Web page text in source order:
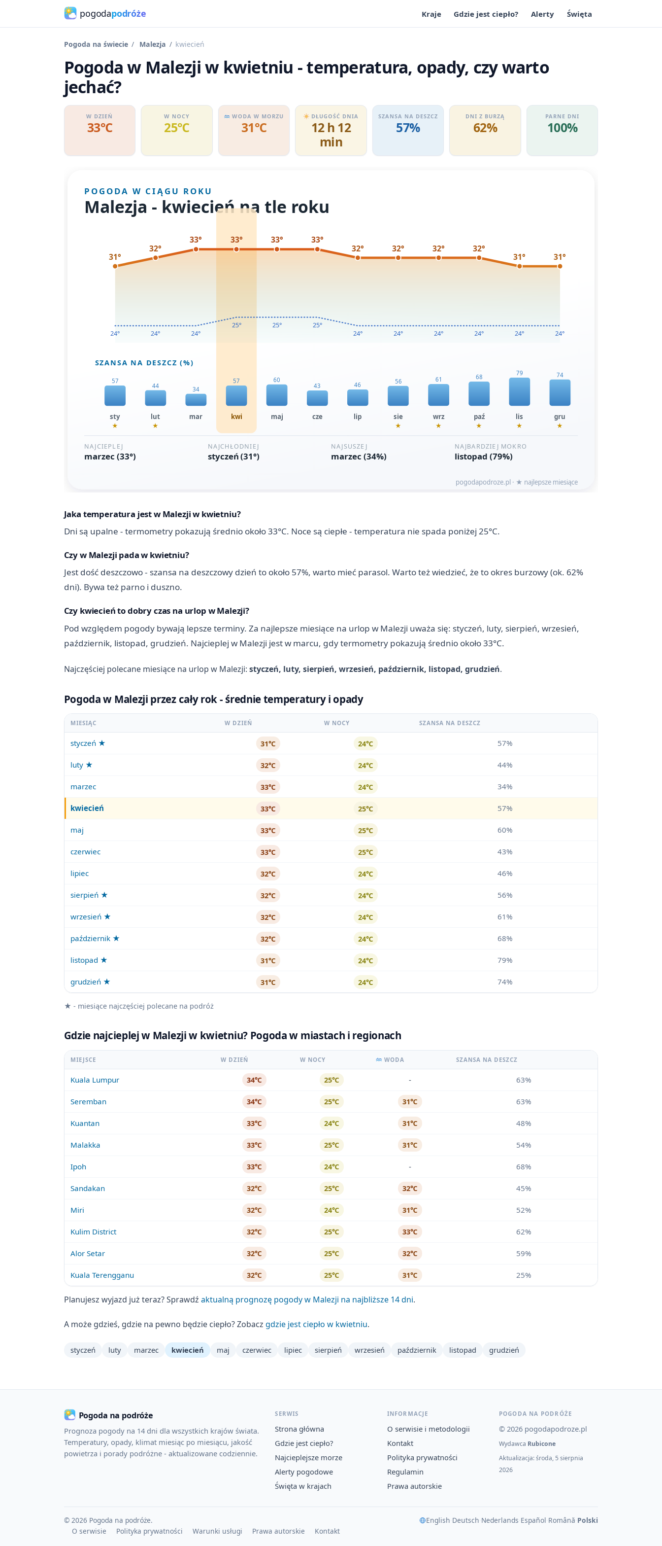
pogodapodróże Kraje Gdzie jest ciepło? Alerty Święta
Pogoda na świecie Malezja kwiecień
Pogoda w Malezji w kwietniu - temperatura, opady, czy warto
jechać?
W DZIEŃ
33℃
W NOCY
25℃
WODA W MORZU
31℃
DŁUGOŚĆ DNIA
12 h 12
min
SZANSA NA DESZCZ
57%
DNI Z BURZĄ
62%
PARNE DNI
100%
Jaka temperatura jest w Malezji w kwietniu?
Dni są upalne - termometry pokazują średnio około 33°C. Noce są ciepłe - temperatura nie spada poniżej 25°C.
Czy w Malezji pada w kwietniu?
Jest dość deszczowo - szansa na deszczowy dzień to około 57%, warto mieć parasol. Warto też wiedzieć, że to okres burzowy (ok. 62%
dni). Bywa też parno i duszno.
Czy kwiecień to dobry czas na urlop w Malezji?
Pod względem pogody bywają lepsze terminy. Za najlepsze miesiące na urlop w Malezji uważa się: styczeń, luty, sierpień, wrzesień,
październik, listopad, grudzień. Najcieplej w Malezji jest w marcu, gdy termometry pokazują średnio około 33°C.
Najczęściej polecane miesiące na urlop w Malezji: styczeń, luty, sierpień, wrzesień, październik, listopad, grudzień.
Pogoda w Malezji przez cały rok - średnie temperatury i opady
MIESIĄC W DZIEŃ W NOCY SZANSA NA DESZCZ
styczeń ★ 31℃ 24℃ 57%
luty ★ 32℃ 24℃ 44%
marzec 33℃ 24℃ 34%
kwiecień 33℃ 25℃ 57%
maj 33℃ 25℃ 60%
czerwiec 33℃ 25℃ 43%
lipiec 32℃ 24℃ 46%
sierpień ★ 32℃ 24℃ 56%
wrzesień ★ 32℃ 24℃ 61%
październik ★ 32℃ 24℃ 68%
listopad ★ 31℃ 24℃ 79%
grudzień ★ 31℃ 24℃ 74%
★ - miesiące najczęściej polecane na podróż
Gdzie najcieplej w Malezji w kwietniu? Pogoda w miastach i regionach
MIEJSCE W DZIEŃ W NOCY WODA SZANSA NA DESZCZ
Kuala Lumpur 34℃ 25℃ - 63%
Seremban 34℃ 25℃ 31℃ 63%
Kuantan 33℃ 24℃ 31℃ 48%
Malakka 33℃ 25℃ 31℃ 54%
Ipoh 33℃ 24℃ - 68%
Sandakan 32℃ 25℃ 32℃ 45%
Miri 32℃ 24℃ 31℃ 52%
Kulim District 32℃ 25℃ 33℃ 62%
Alor Setar 32℃ 25℃ 32℃ 59%
Kuala Terengganu 32℃ 25℃ 31℃ 25%
Planujesz wyjazd już teraz? Sprawdź aktualną prognozę pogody w Malezji na najbliższe 14 dni.
A może gdzieś, gdzie na pewno będzie ciepło? Zobacz gdzie jest ciepło w kwietniu.
styczeń luty marzec kwiecień maj czerwiec lipiec sierpień wrzesień październik listopad grudzień
Pogoda na podróże
Prognoza pogody na 14 dni dla wszystkich krajów świata.
Temperatury, opady, klimat miesiąc po miesiącu, jakość
powietrza i porady podróżne - aktualizowane codziennie.
SERWIS
Strona główna
Gdzie jest ciepło?
Najcieplejsze morze
Alerty pogodowe
Święta w krajach
INFORMACJE
O serwisie i metodologii
Kontakt
Polityka prywatności
Regulamin
Prawa autorskie
POGODA NA PODRÓŻE
© 2026 pogodapodroze.pl
Wydawca Rubicone
Aktualizacja: środa, 5 sierpnia
2026
© 2026 Pogoda na podróże. English Deutsch Nederlands Español Română Polski
O serwisie
Polityka prywatności Warunki usługi Prawa autorskie Kontakt